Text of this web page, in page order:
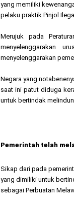
yang memiliki
pelaku praktik Pinjol
Merujuk pada
menyelenggarakan
menyelenggarakan
Negara yang
saat ini patut diduga
untuk bertindak
Pemerintah telah
Sikap dari pada
yang dimiliki untuk
sebagai Perbuatan